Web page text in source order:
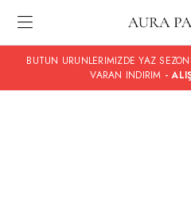
BUTUN URUNLERIMIZDE YAZ
VARAN INDIRIM -